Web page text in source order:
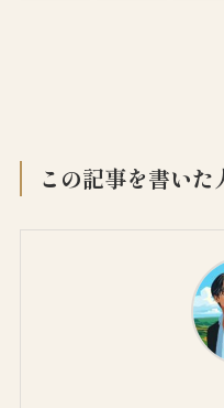
この記事を書いた